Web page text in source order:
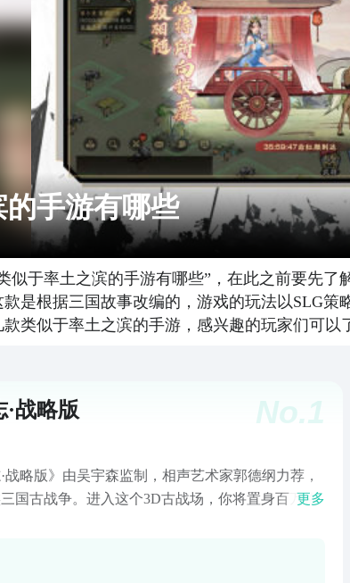
手游有哪些
似于率土之滨的手游有哪些”，在此之前要先
是根据三国故事改编的，游戏的玩法以SLG
类似于率土之滨的手游，感兴趣的玩家们可以
No.1
·战略版
·战略版》由吴宇森监制，相声艺术家郭德纲力荐，
国古战争。进入这个3D古战场，你将置身百万格
率领300位兄弟荡平八荒;或成为像诸葛亮一样的外
更多